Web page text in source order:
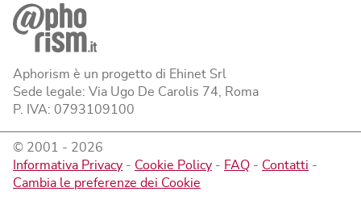
Aphorism è un progetto di Ehinet Srl
Sede legale: Via Ugo De Carolis 74, Roma
P. IVA: 0793109100
© 2001 - 2026
Informativa Privacy - Cookie Policy - FAQ - Contatti -
Cambia le preferenze dei Cookie